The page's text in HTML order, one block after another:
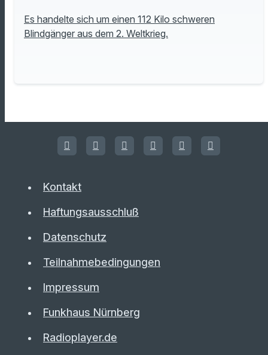
Es handelte sich um einen 112 Kilo schweren
Blindgänger aus dem 2. Weltkrieg.
Kontakt
Haftungsausschluß
Datenschutz
Teilnahmebedingungen
Impressum
Funkhaus Nürnberg
Radioplayer.de